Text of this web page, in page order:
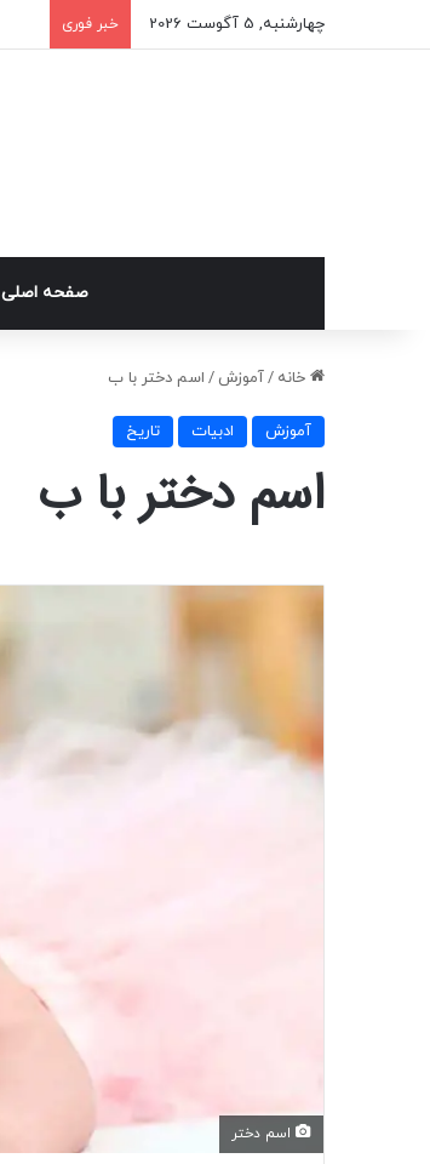
چهارشنبه, 5 آگوست 2026 خبر فوری
صفحه اصلی
خانه /آموزش / اسم دختر با ب
آموزش ادبیات تاریخ
اسم دختر با ب
اسم دختر